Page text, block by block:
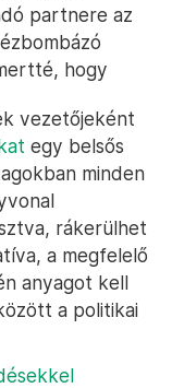
partnere az
hogy
vezetőjeként
egy belsős
minden
rákerülhet
a megfelelő
anyagot kell
a politikai